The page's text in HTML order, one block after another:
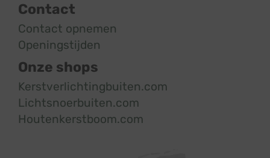
Contact
Contact opnemen
Openingstijden
Onze shops
Kerstverlichtingbuiten.com
Lichtsnoerbuiten.com
Houtenkerstboom.com